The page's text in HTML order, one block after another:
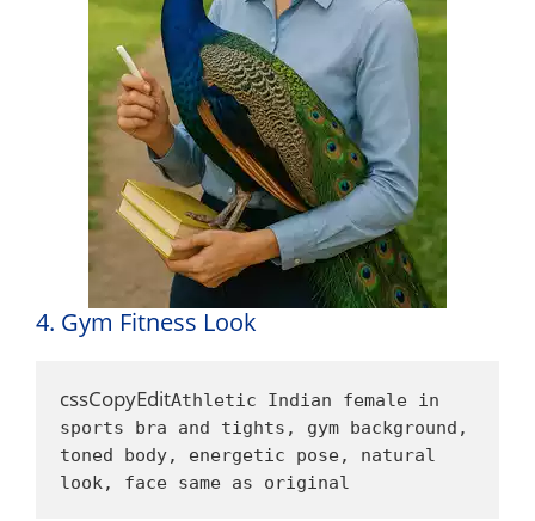
4. Gym Fitness Look
cssCopyEditAthletic Indian female in
sports bra and tights, gym background,
toned body, energetic pose, natural
look, face same as original